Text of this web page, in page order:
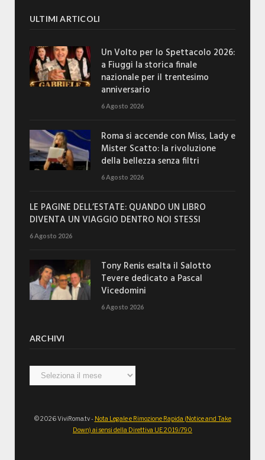
ULTIMI ARTICOLI
Un Volto per lo Spettacolo 2026:
a Fiuggi la storica finale
nazionale per il trentesimo
anniversario
6 Agosto 2026
Roma si accende con Miss, Lady e
Mister Scatto: la rivoluzione
della bellezza senza filtri
6 Agosto 2026
LE PAGINE DELL’ESTATE: QUANDO UN LIBRO
DIVENTA UN VIAGGIO DENTRO NOI STESSI
6 Agosto 2026
Tony Renis esalta il Salotto
Tevere dedicato a Pascal
Vicedomini
6 Agosto 2026
ARCHIVI
Archivi
© 2026 ViviRoma.tv - Nota Legale e Rimozione Rapida (Notice and Take
Down) ai sensi della Direttiva UE 2019/790